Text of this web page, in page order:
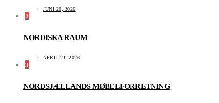
JUNI 20, 2026
2
NORDISKA RAUM
APRIL 21, 2026
3
NORDSJÆLLANDS MØBELFORRETNING